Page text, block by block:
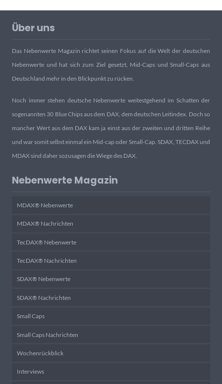
Über uns
Das Nebenwerte Magazin richtet seinen Fokus auf die Welt der deutschen
Nebenwerte und hat sich zum Ziel gesetzt, Mid-Caps und Small-Caps aus
Deutschland mehr in den Blickpunkt zu rücken.
Noch immer stehen deutsche Nebenwerte weitestgehend im Schatten der
sogenannten 30 Blue Chips aus dem DAX, dem deutschen Leitindex. Doch so
mancher Wert aus dem DAX kam ja einst aus der zweiten und dritten Reihe
und war somit selbst einmal ein Mid-cap oder Small-Cap. SDAX, TECDAX und
MDAX sind daher sozusagen die Wiege des DAX.
Nebenwerte Magazin
MDAX® Nebenwerte
MDAX® Nachrichten
TecDAX® Nebenwerte
TecDAX® Nachrichten
SDAX® Nebenwerte
SDAX® Nachrichten
Small Caps
Small Caps Nachrichten
Wochenrückblick
Interviews